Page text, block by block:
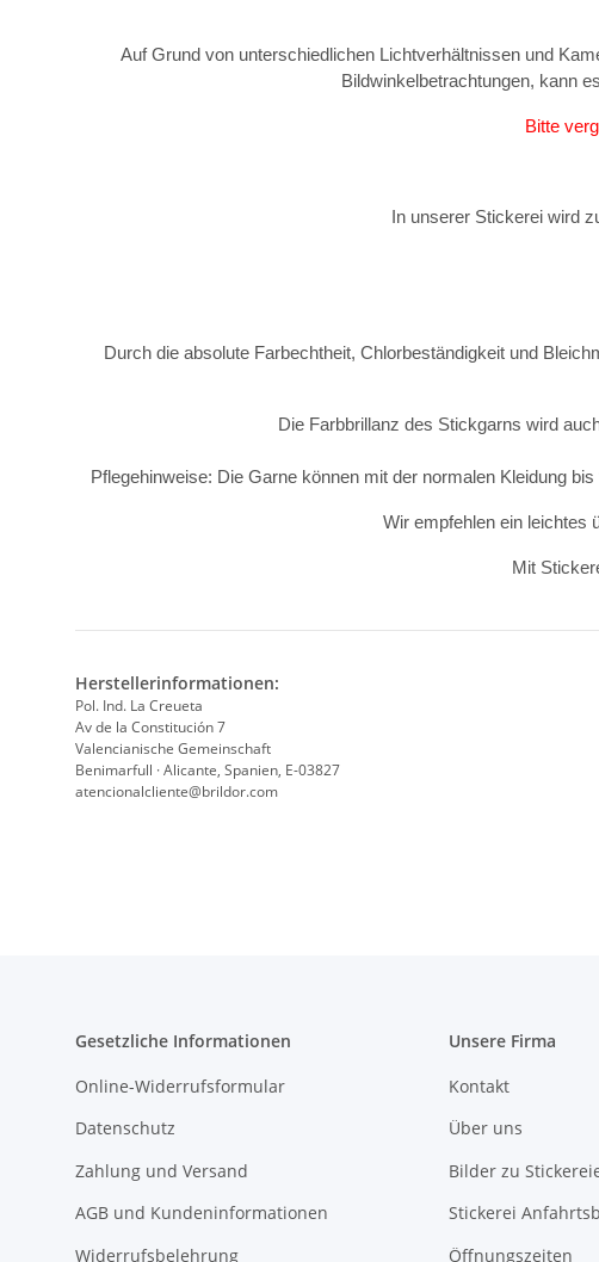
Auf Grund von unterschiedlichen Lichtverhältnissen und
Bildwinkelbetrachtungen, kann
Bitte
In unserer Stickerei wird
Durch die absolute Farbechtheit, Chlorbeständigkeit und
Die Farbbrillanz des Stickgarns wird
Pflegehinweise: Die Garne können mit der normalen Kleidung
Wir empfehlen ein leichtes
Mit
Herstellerinformationen:
Pol. Ind. La Creueta
Av de la Constitución 7
Valencianische Gemeinschaft
Benimarfull · Alicante, Spanien, E-03827
atencionalcliente@brildor.com
Gesetzliche Informationen
Online-Widerrufsformular
Datenschutz
Zahlung und Versand
AGB und Kundeninformationen
Widerrufsbelehrung
Unsere Firma
Kontakt
Über uns
Bilder zu
Stickerei
Öffnungszeiten